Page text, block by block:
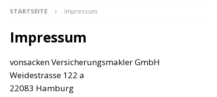
STARTSEITE Impressum
Impressum
vonsacken Versicherungsmakler GmbH
Weidestrasse 122 a
22083 Hamburg